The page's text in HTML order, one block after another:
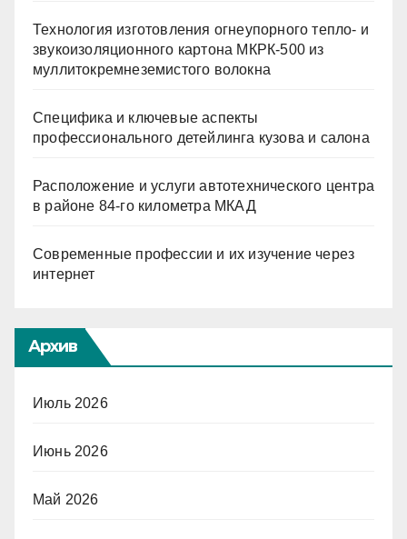
Технология изготовления огнеупорного тепло- и
звукоизоляционного картона МКРК-500 из
муллитокремнеземистого волокна
Специфика и ключевые аспекты
профессионального детейлинга кузова и салона
Расположение и услуги автотехнического центра
в районе 84-го километра МКАД
Современные профессии и их изучение через
интернет
Архив
Июль 2026
Июнь 2026
Май 2026